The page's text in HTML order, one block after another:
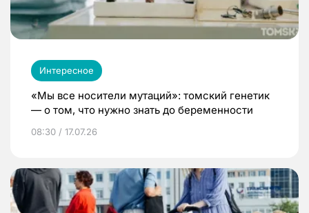
Интересное
«Мы все носители мутаций»: томский генетик
— о том, что нужно знать до беременности
08:30 / 17.07.26